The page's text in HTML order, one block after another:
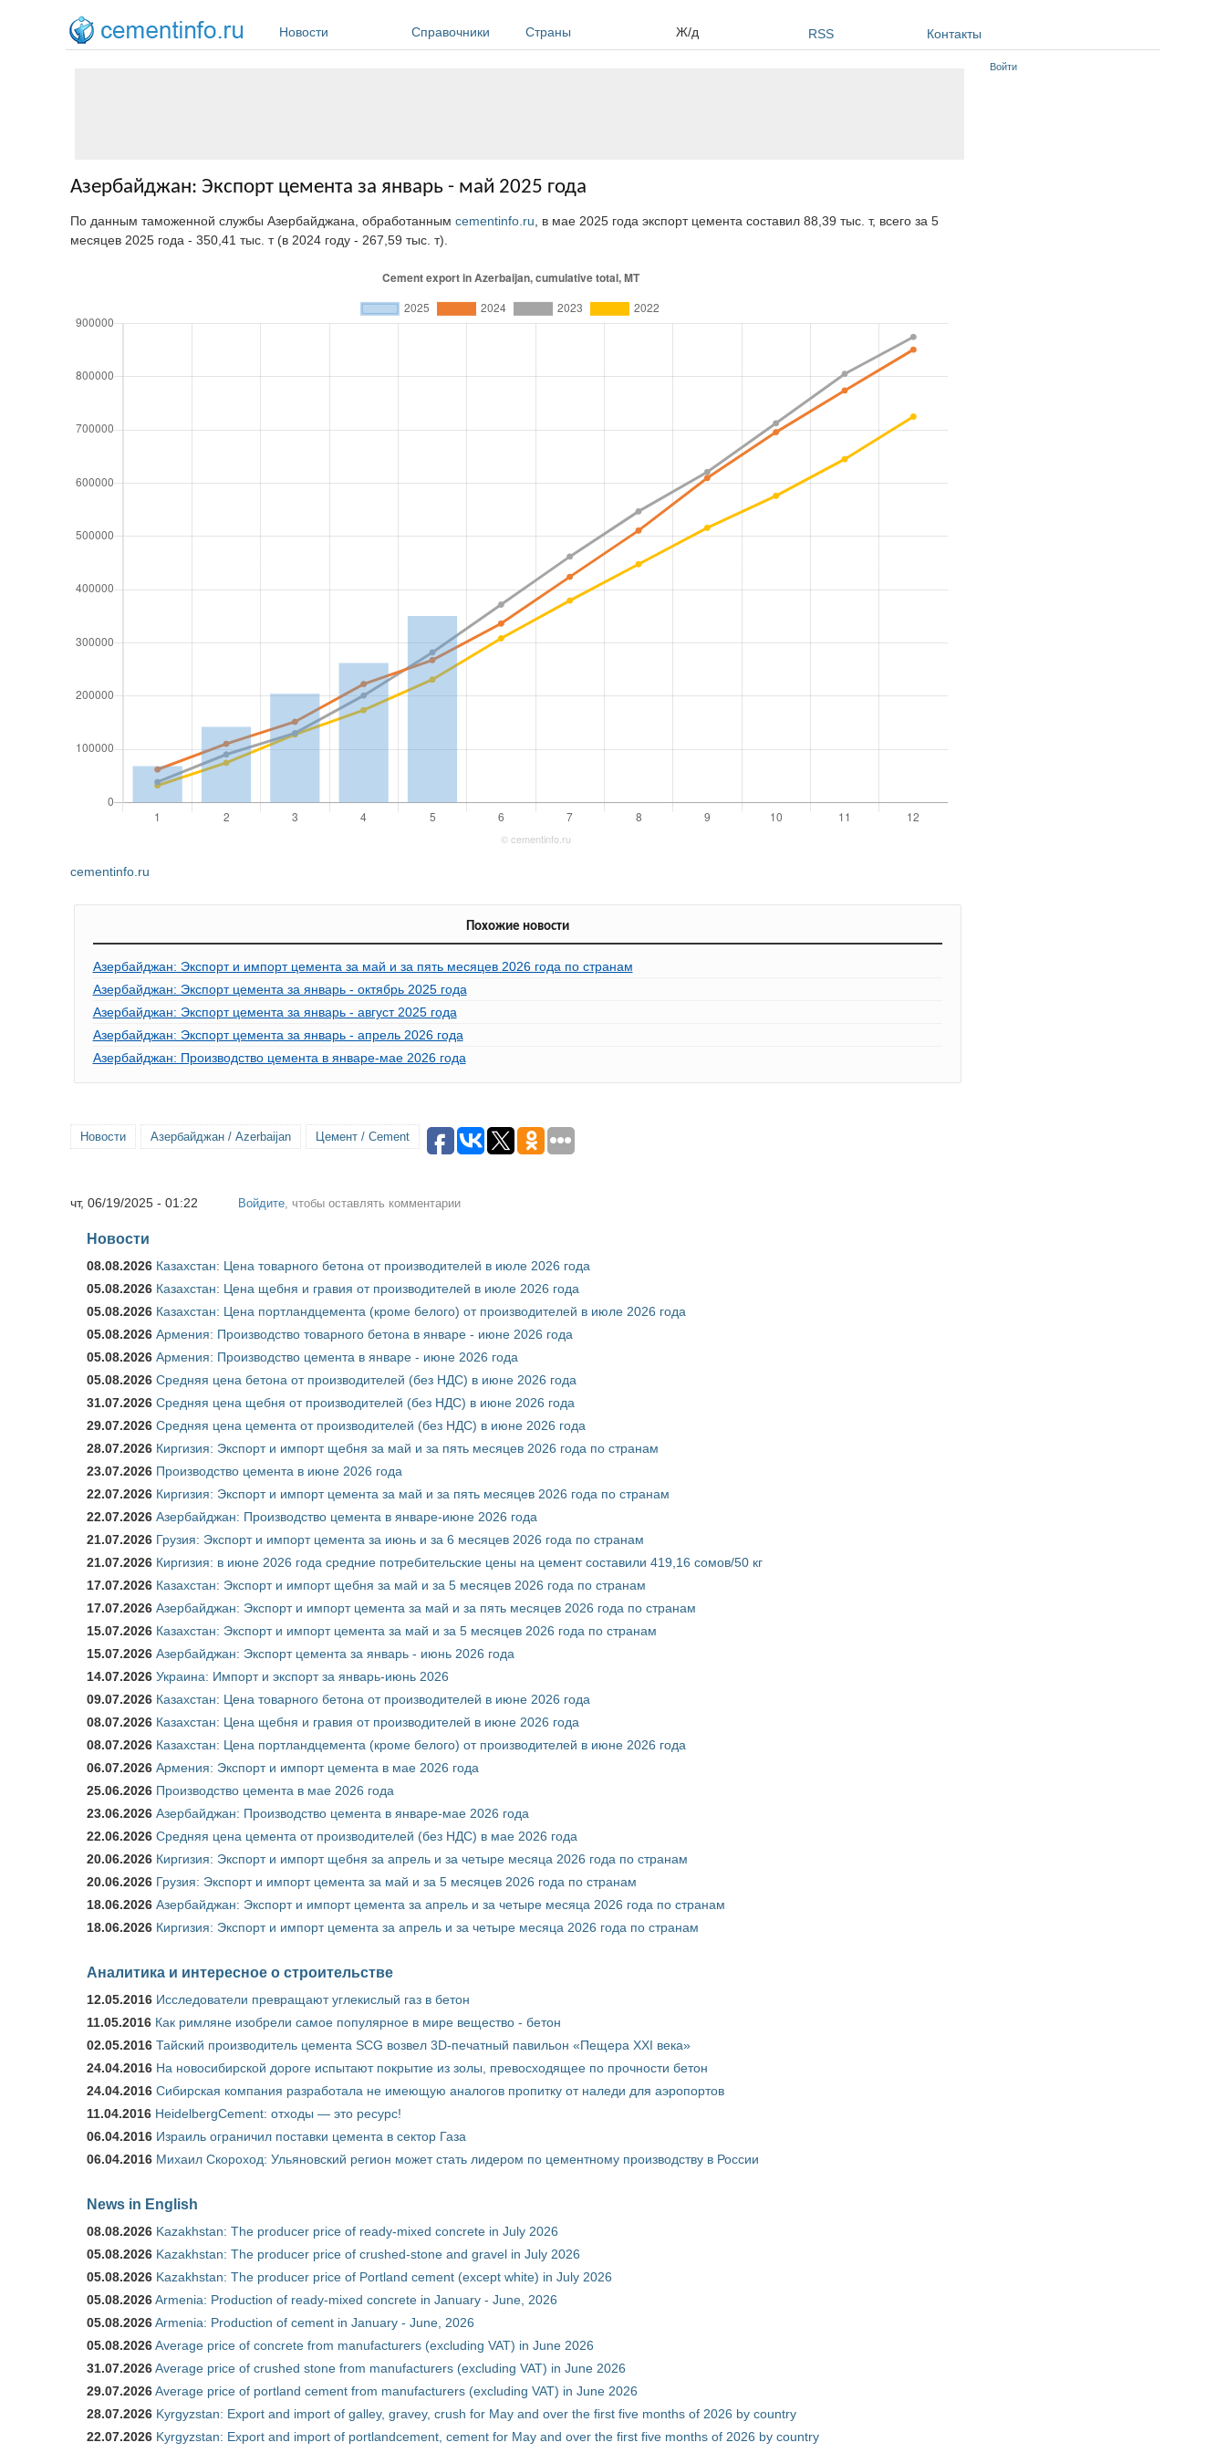
Новости
Справочники Страны Ж/д RSS Контакты
Азербайджан: Экспорт цемента за январь - май 2025 года
По данным таможенной службы Азербайджана, обработанным cementinfo.ru , в мае 2025 года экспорт цемента составил 88,39 тыс. т, всего за 5
месяцев 2025 года - 350,41 тыс. т (в 2024 году - 267,59 тыс. т).
cementinfo.ru
Похожие новости
Азербайджан: Экспорт и импорт цемента за май и за пять месяцев 2026 года по странам
Азербайджан: Экспорт цемента за январь - октябрь 2025 года
Азербайджан: Экспорт цемента за январь - август 2025 года
Азербайджан: Экспорт цемента за январь - апрель 2026 года
Азербайджан: Производство цемента в январе-мае 2026 года
Новости Азербайджан / Azerbaijan Цемент / Cement
чт, 06/19/2025 - 01:22 Войдите , чтобы оставлять комментарии
Новости
08.08.2026 Казахстан: Цена товарного бетона от производителей в июле 2026 года
05.08.2026 Казахстан: Цена щебня и гравия от производителей в июле 2026 года
05.08.2026 Казахстан: Цена портландцемента (кроме белого) от производителей в июле 2026 года
05.08.2026 Армения: Производство товарного бетона в январе - июне 2026 года
05.08.2026 Армения: Производство цемента в январе - июне 2026 года
05.08.2026 Средняя цена бетона от производителей (без НДС) в июне 2026 года
31.07.2026 Средняя цена щебня от производителей (без НДС) в июне 2026 года
29.07.2026 Средняя цена цемента от производителей (без НДС) в июне 2026 года
28.07.2026 Киргизия: Экспорт и импорт щебня за май и за пять месяцев 2026 года по странам
23.07.2026 Производство цемента в июне 2026 года
22.07.2026 Киргизия: Экспорт и импорт цемента за май и за пять месяцев 2026 года по странам
22.07.2026 Азербайджан: Производство цемента в январе-июне 2026 года
21.07.2026 Грузия: Экспорт и импорт цемента за июнь и за 6 месяцев 2026 года по странам
21.07.2026 Киргизия: в июне 2026 года средние потребительские цены на цемент составили 419,16 сомов/50 кг
17.07.2026 Казахстан: Экспорт и импорт щебня за май и за 5 месяцев 2026 года по странам
17.07.2026 Азербайджан: Экспорт и импорт цемента за май и за пять месяцев 2026 года по странам
15.07.2026 Казахстан: Экспорт и импорт цемента за май и за 5 месяцев 2026 года по странам
15.07.2026 Азербайджан: Экспорт цемента за январь - июнь 2026 года
14.07.2026 Украина: Импорт и экспорт за январь-июнь 2026
09.07.2026 Казахстан: Цена товарного бетона от производителей в июне 2026 года
08.07.2026 Казахстан: Цена щебня и гравия от производителей в июне 2026 года
08.07.2026 Казахстан: Цена портландцемента (кроме белого) от производителей в июне 2026 года
06.07.2026 Армения: Экспорт и импорт цемента в мае 2026 года
25.06.2026 Производство цемента в мае 2026 года
23.06.2026 Азербайджан: Производство цемента в январе-мае 2026 года
22.06.2026 Средняя цена цемента от производителей (без НДС) в мае 2026 года
20.06.2026 Киргизия: Экспорт и импорт щебня за апрель и за четыре месяца 2026 года по странам
20.06.2026 Грузия: Экспорт и импорт цемента за май и за 5 месяцев 2026 года по странам
18.06.2026 Азербайджан: Экспорт и импорт цемента за апрель и за четыре месяца 2026 года по странам
18.06.2026 Киргизия: Экспорт и импорт цемента за апрель и за четыре месяца 2026 года по странам
Аналитика и интересное о строительстве
12.05.2016 Исследователи превращают углекислый газ в бетон
11.05.2016 Как римляне изобрели самое популярное в мире вещество - бетон
02.05.2016 Тайский производитель цемента SCG возвел 3D-печатный павильон «Пещера XXI века»
24.04.2016 На новосибирской дороге испытают покрытие из золы, превосходящее по прочности бетон
24.04.2016 Сибирская компания разработала не имеющую аналогов пропитку от наледи для аэропортов
11.04.2016 HeidelbergCement: отходы — это ресурс!
06.04.2016 Израиль ограничил поставки цемента в сектор Газа
06.04.2016 Михаил Скороход: Ульяновский регион может стать лидером по цементному производству в России
News in English
08.08.2026 Kazakhstan: The producer price of ready-mixed concrete in July 2026
05.08.2026 Kazakhstan: The producer price of crushed-stone and gravel in July 2026
05.08.2026 Kazakhstan: The producer price of Portland cement (except white) in July 2026
05.08.2026Armenia: Production of ready-mixed concrete in January - June, 2026
05.08.2026Armenia: Production of cement in January - June, 2026
05.08.2026Average price of concrete from manufacturers (excluding VAT) in June 2026
31.07.2026Average price of crushed stone from manufacturers (excluding VAT) in June 2026
29.07.2026Average price of portland cement from manufacturers (excluding VAT) in June 2026
28.07.2026 Kyrgyzstan: Export and import of galley, gravey, crush for May and over the first five months of 2026 by country
22.07.2026 Kyrgyzstan: Export and import of portlandcement, cement for May and over the first five months of 2026 by country
Войти